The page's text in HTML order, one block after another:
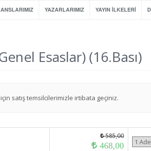
YAZARLARIMIZ YAYIN İLKELERİ
Esaslar) (16.Bası)
satış temsilcilerimizle irtibata geçiniz.
585,00
468,00